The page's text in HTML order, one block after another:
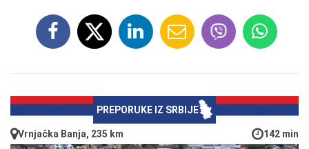
PREPORUKE IZ SRBIJE
Vrnjačka Banja, 235 km 142 min